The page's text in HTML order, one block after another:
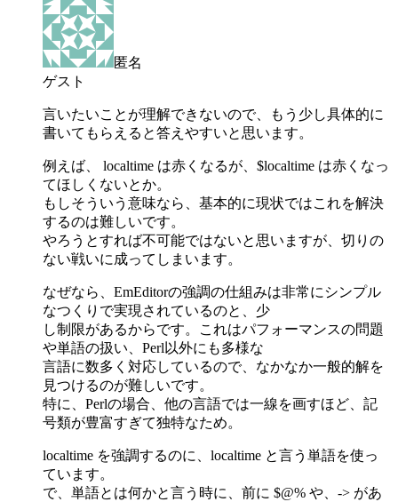
匿名
ゲスト
言いたいことが理解できないので、もう少し具体的に
書いてもらえると答えやすいと思います。
例えば、 localtime は赤くなるが、$localtime は赤くなっ
てほしくないとか。
もしそういう意味なら、基本的に現状ではこれを解決
するのは難しいです。
やろうとすれば不可能ではないと思いますが、切りの
ない戦いに成ってしまいます。
なぜなら、EmEditorの強調の仕組みは非常にシンプル
なつくりで実現されているのと、少
し制限があるからです。これはパフォーマンスの問題
や単語の扱い、Perl以外にも多様な
言語に数多く対応しているので、なかなか一般的解を
見つけるのが難しいです。
特に、Perlの場合、他の言語では一線を画すほど、記
号類が豊富すぎて独特なため。
localtime を強調するのに、localtime と言う単語を使っ
ています。
で、単語とは何かと言う時に、前に $@% や、-> があ